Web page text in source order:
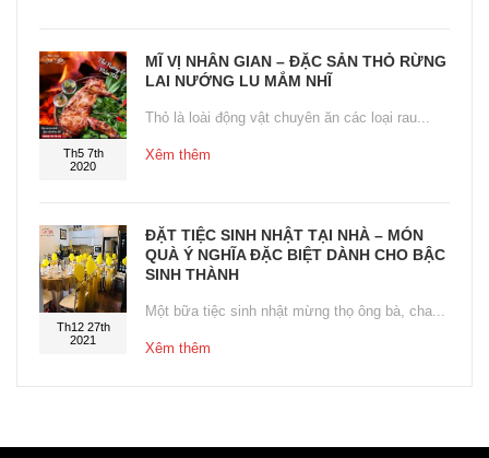
Th5 7th
2020
MĨ VỊ NHÂN GIAN – ĐẶC SẢN THỎ RỪNG
LAI NƯỚNG LU MẮM NHĨ
Thỏ là loài động vật chuyên ăn các loại rau...
Xêm thêm
Th12 27th
2021
ĐẶT TIỆC SINH NHẬT TẠI NHÀ – MÓN
QUÀ Ý NGHĨA ĐẶC BIỆT DÀNH CHO BẬC
SINH THÀNH
Một bữa tiệc sinh nhật mừng thọ ông bà, cha...
Xêm thêm